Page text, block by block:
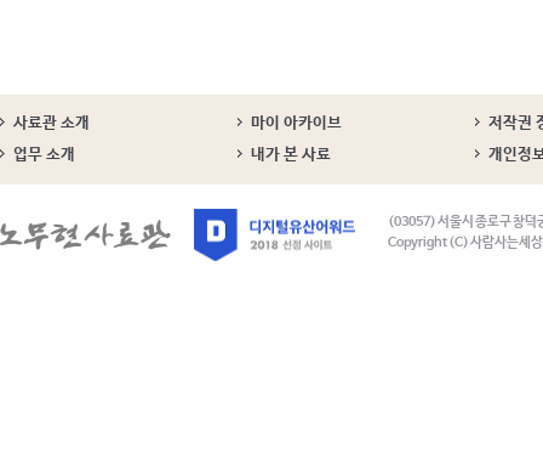
사료관 소개 마이 아카이브
저작권
업무 소개
내가 본 사료 개인정
(03057) 서울시 종로구 창덕
Copyright (C) 사람사는세